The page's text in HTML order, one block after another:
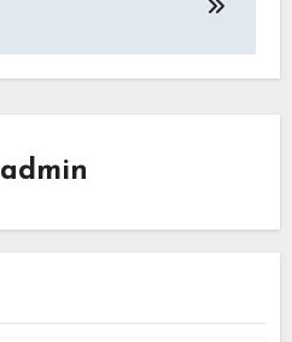
admin